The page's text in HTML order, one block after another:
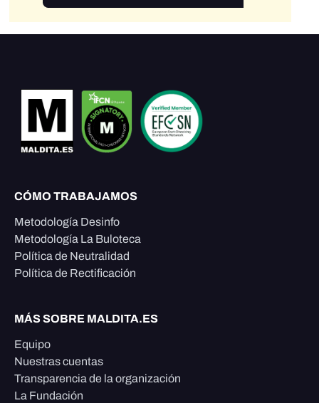
CÓMO TRABAJAMOS
Metodología Desinfo
Metodología La Buloteca
Política de Neutralidad
Política de Rectificación
MÁS SOBRE MALDITA.ES
Equipo
Nuestras cuentas
Transparencia de la organización
La Fundación